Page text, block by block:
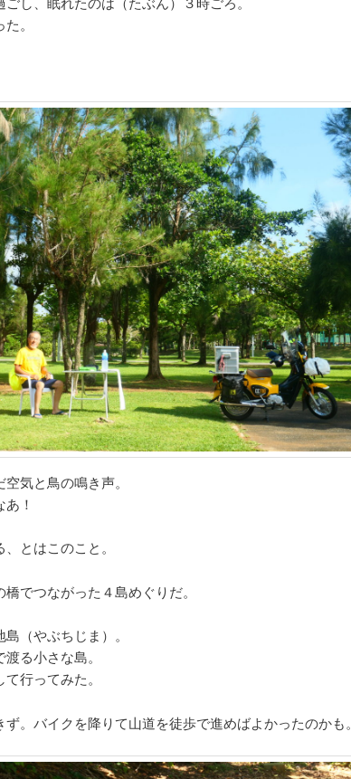
。
気と鳥の鳴き声。
！
とはこのこと。
でつながった４島めぐりだ。
（やぶちじま）。
る小さな島。
行ってみた。
。バイクを降りて山道を徒歩で進めばよかったのかも。